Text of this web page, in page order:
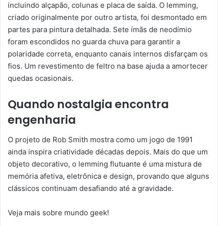
incluindo alçapão, colunas e placa de saída. O lemming,
criado originalmente por outro artista, foi desmontado em
partes para pintura detalhada. Sete ímãs de neodímio
foram escondidos no guarda chuva para garantir a
polaridade correta, enquanto canais internos disfarçam os
fios. Um revestimento de feltro na base ajuda a amortecer
quedas ocasionais.
Quando nostalgia encontra
engenharia
O projeto de Rob Smith mostra como um jogo de 1991
ainda inspira criatividade décadas depois. Mais do que um
objeto decorativo, o lemming flutuante é uma mistura de
memória afetiva, eletrônica e design, provando que alguns
clássicos continuam desafiando até a gravidade.
Veja mais sobre mundo geek!